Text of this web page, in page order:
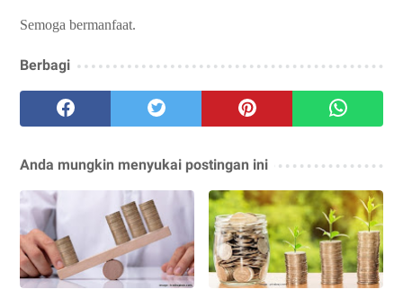
Semoga bermanfaat.
Berbagi
Anda mungkin menyukai postingan ini